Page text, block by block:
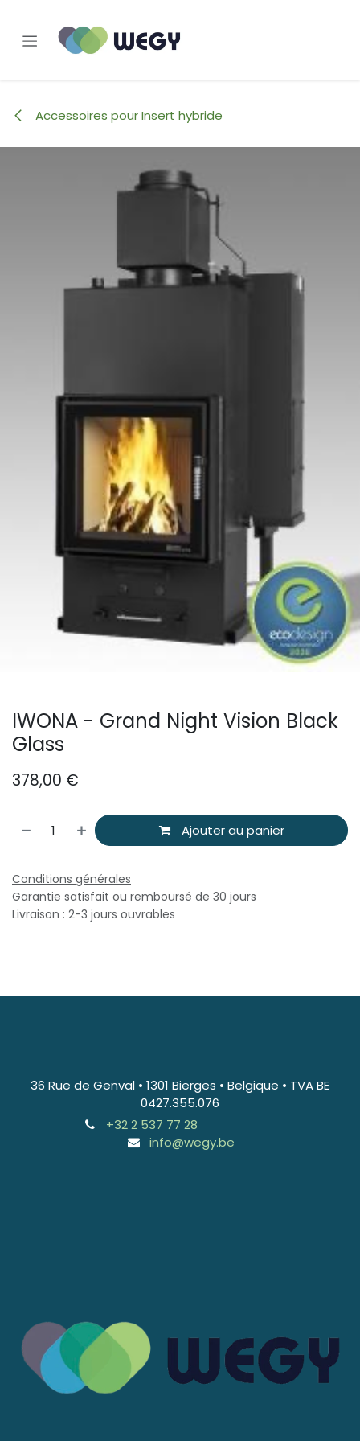
Accessoires pour Insert hybride
IWONA - Grand Night Vision Black
Glass
378,00 €
Ajouter au panier
Conditions générales
Garantie satisfait ou remboursé de 30 jours
Livraison : 2-3 jours ouvrables
36 Rue de Genval • 1301 Bierges • Belgique • TVA BE
0427.355.076
+32 2 537 77 28
info@wegy.be